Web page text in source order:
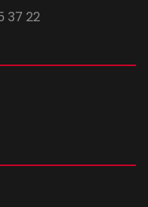
37 22